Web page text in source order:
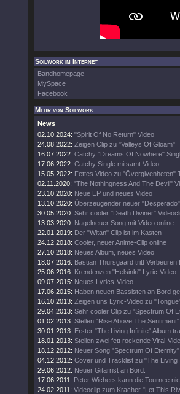
Soilwork im Internet
Bandhomepage
MySpace
Facebook
Mehr von Soilwork
News
02.10.2024: "Spirit Of No Return" Video
24.08.2022: Zeigen Clip zu "Valleys Of Gloam"
16.07.2022: Catchy "Dreams Of Nowhere"
17.06.2022: Catchy Single mitsamt Video
15.05.2022: Fettes Video zu "Övergivenheten"
02.11.2020: "The Nothingness And The Devil"
23.10.2020: Neue EP und neues Video
13.10.2020: Überzeugender neuer
30.05.2020: Sehr cooler "Death Diviner"
13.03.2020: Nagelneuer Song mit Video online
22.01.2019: Der "Witan" Clip ist im Kasten
24.12.2018: Cooler, neuer Anime-Clip online
27.10.2018: Neues Album, neues Video
18.07.2016: Bastian Thursgaard tritt Verbeuren
25.06.2016: Krendenzen "Helsinki" Lyric-Video.
09.07.2015: Neues Lyrics-Video
17.06.2015: Haben neuen Bassisten an Bord
16.10.2013: Zeigen uns Lyric-Video zu
29.04.2013: Sehr cooler Clip zu "Spectrum Of
01.02.2013: Stellen "Rise Above The
30.01.2013: Erster "The Living Infinite" Album
18.01.2013: Stellen zwei fett rockende Viral-
18.12.2012: Neuer Song "Spectrum Of
04.12.2012: Cover und Tracklist zu "The Living
29.06.2012: Neuer Gitarrist an Bord.
17.06.2011: Peter Wichers kann die Tournee
24.02.2011: Videoclip zum Kracher "Let This